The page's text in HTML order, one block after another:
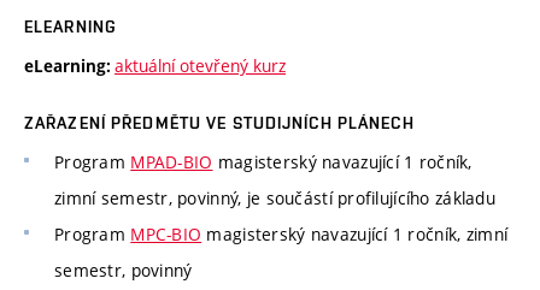
ELEARNING
eLearning: aktuální otevřený kurz
ZAŘAZENÍ PŘEDMĚTU VE STUDIJNÍCH PLÁNECH
Program MPAD-BIO magisterský navazující 1 ročník,
zimní semestr, povinný, je součástí profilujícího základu
Program MPC-BIO magisterský navazující 1 ročník, zimní
semestr, povinný